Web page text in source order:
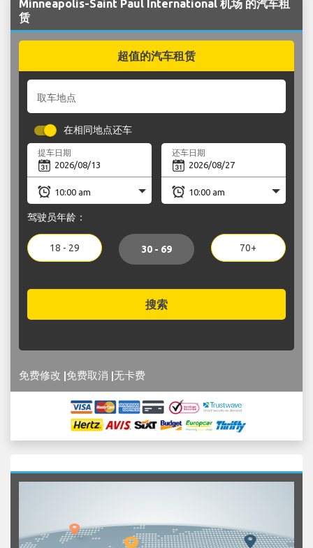
Minneapolis-Saint Paul International 机场 的汽车租
赁
超值的汽车租赁
取车地点
在相同地点还车
提车日期 还车日期
驾驶员年龄：
18 - 29 30 - 69 70+
搜索
免费修改 |免费取消 |无卡费